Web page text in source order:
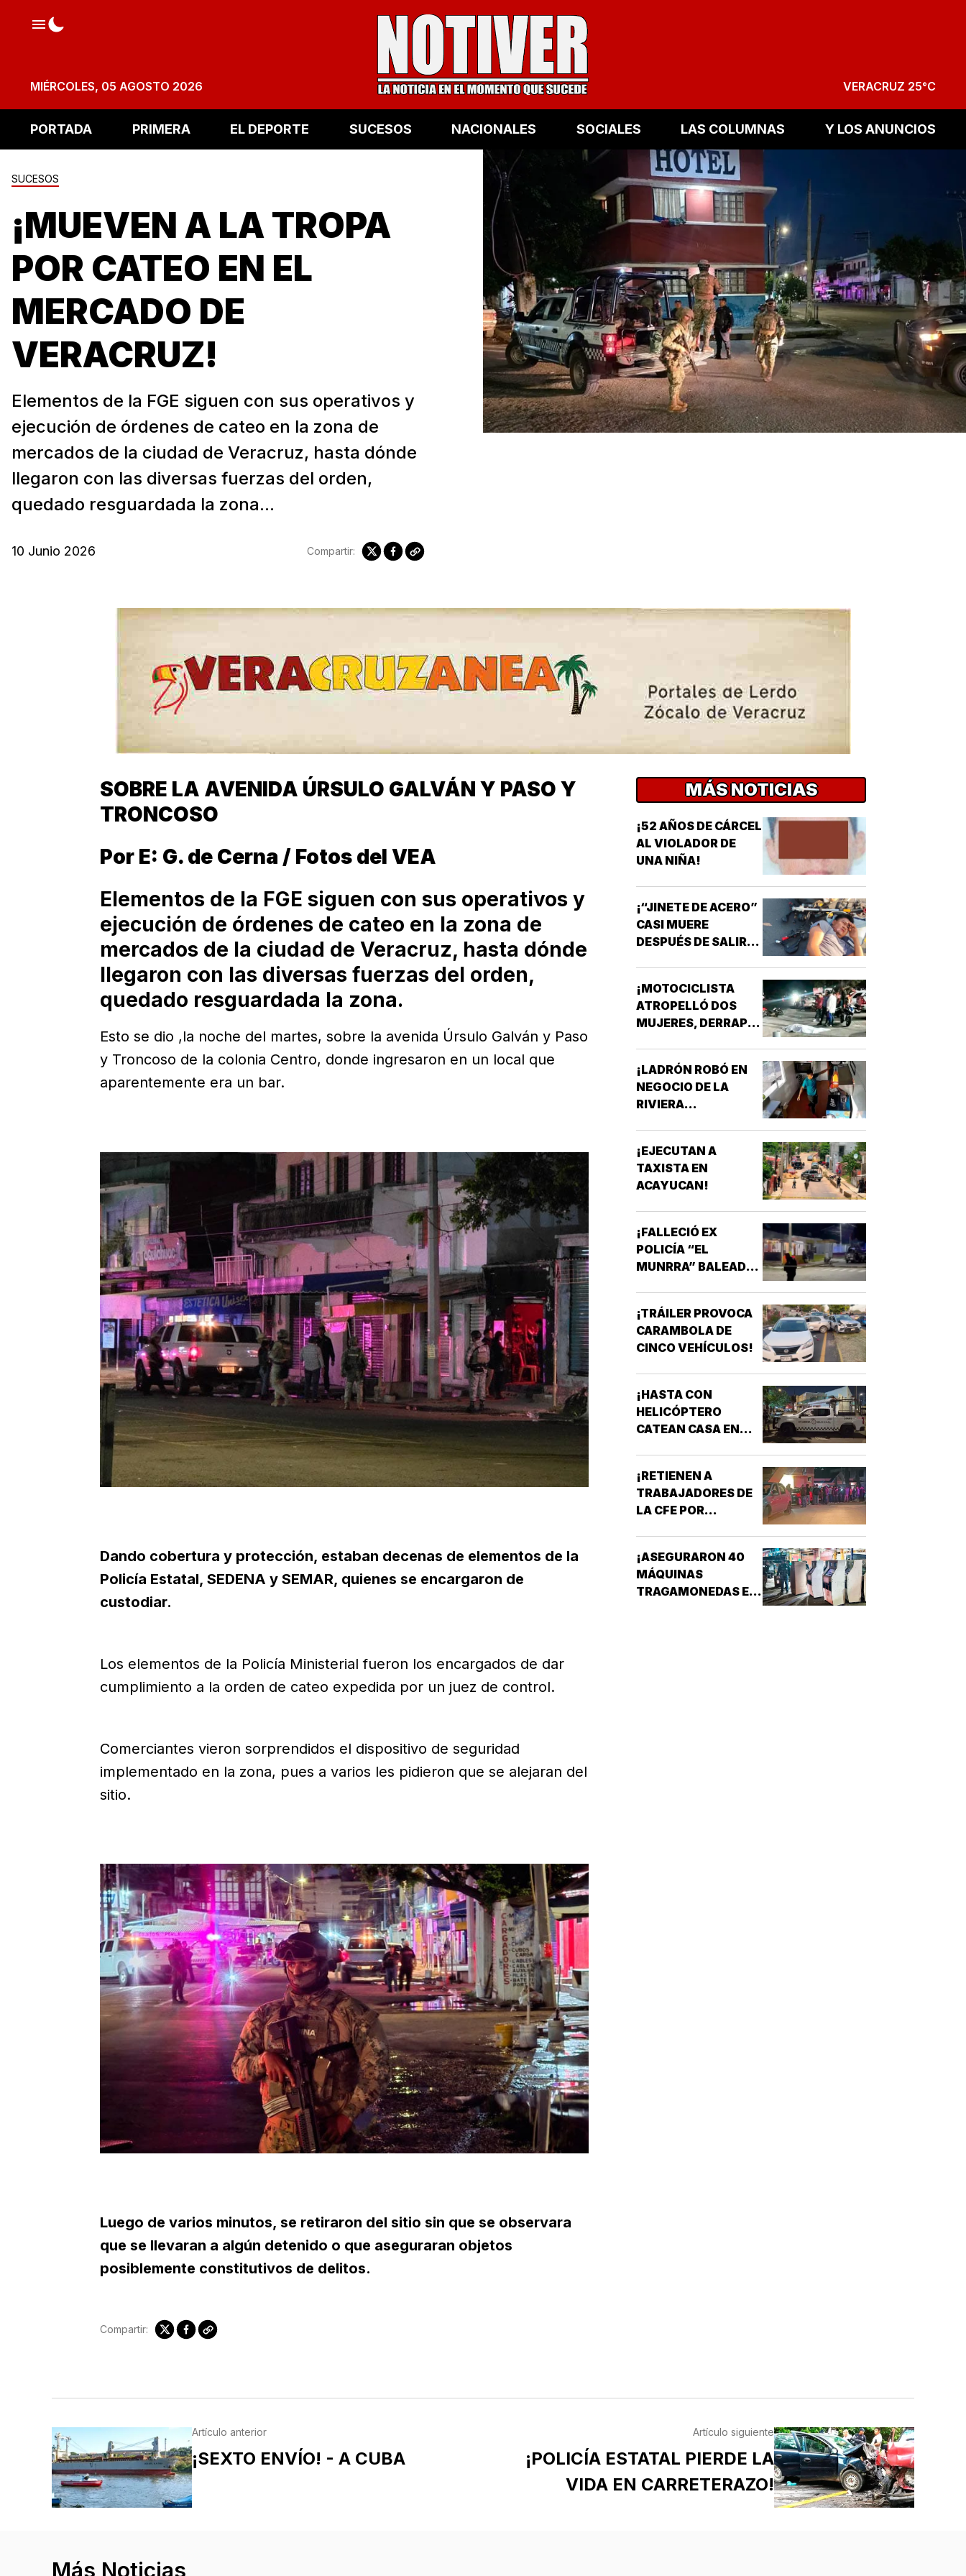
MIÉRCOLES, 05 AGOSTO 2026 VERACRUZ 25°C
PORTADA PRIMERA EL DEPORTE SUCESOS NACIONALES SOCIALES LAS COLUMNAS Y LOS ANUNCIOS
SUCESOS
¡MUEVEN A LA TROPA
POR CATEO EN EL
MERCADO DE
VERACRUZ!
Elementos de la FGE siguen con sus operativos y
ejecución de órdenes de cateo en la zona de
mercados de la ciudad de Veracruz, hasta dónde
llegaron con las diversas fuerzas del orden,
quedado resguardada la zona...
10 Junio 2026 Compartir:
SOBRE LA AVENIDA ÚRSULO GALVÁN Y PASO Y
TRONCOSO
Por E: G. de Cerna / Fotos del VEA
Elementos de la FGE siguen con sus operativos y
ejecución de órdenes de cateo en la zona de
mercados de la ciudad de Veracruz, hasta dónde
llegaron con las diversas fuerzas del orden,
quedado resguardada la zona.
Esto se dio ,la noche del martes, sobre la avenida Úrsulo Galván y Paso
y Troncoso de la colonia Centro, donde ingresaron en un local que
aparentemente era un bar.
Dando cobertura y protección, estaban decenas de elementos de la
Policía Estatal, SEDENA y SEMAR, quienes se encargaron de
custodiar.
Los elementos de la Policía Ministerial fueron los encargados de dar
cumplimiento a la orden de cateo expedida por un juez de control.
Comerciantes vieron sorprendidos el dispositivo de seguridad
implementado en la zona, pues a varios les pidieron que se alejaran del
sitio.
Luego de varios minutos, se retiraron del sitio sin que se observara
que se llevaran a algún detenido o que aseguraran objetos
posiblemente constitutivos de delitos.
Compartir:
MÁS NOTICIAS
¡52 AÑOS DE CÁRCEL
AL VIOLADOR DE
UNA NIÑA!
¡“JINETE DE ACERO”
CASI MUERE
DESPUÉS DE SALIR
¡MOTOCICLISTA
ATROPELLÓ DOS
MUJERES, DERRAPÓ
¡LADRÓN ROBÓ EN
NEGOCIO DE LA
RIVIERA
¡EJECUTAN A
TAXISTA EN
ACAYUCAN!
¡FALLECIÓ EX
POLICÍA “EL
MUNRRA” BALEADO
¡TRÁILER PROVOCA
CARAMBOLA DE
CINCO VEHÍCULOS!
¡HASTA CON
HELICÓPTERO
CATEAN CASA EN
¡RETIENEN A
TRABAJADORES DE
LA CFE POR
CONFUNDIRLOS CON
¡ASEGURARON 40
MÁQUINAS
TRAGAMONEDAS EN
Artículo anterior
¡SEXTO ENVÍO! - A CUBA
Artículo siguiente
¡POLICÍA ESTATAL PIERDE LA
VIDA EN CARRETERAZO!
Más Noticias